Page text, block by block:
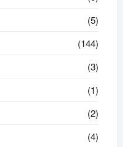
(5)
(144)
(3)
(1)
(2)
(4)